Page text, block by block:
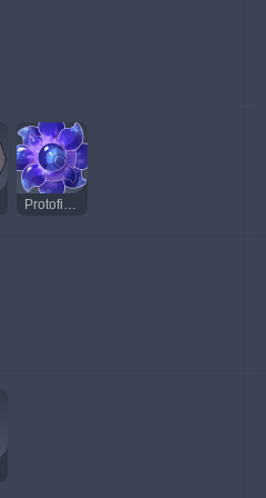
Protofisurador Sobrecrecido Gigante